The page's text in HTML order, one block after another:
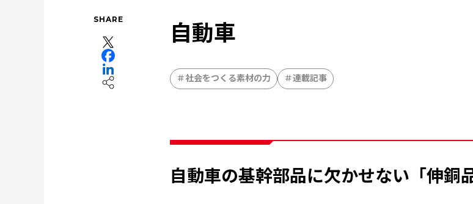
SHARE
自動車
社会をつくる素材の力 連載記事
自動車の基幹部品に欠かせない「伸銅品